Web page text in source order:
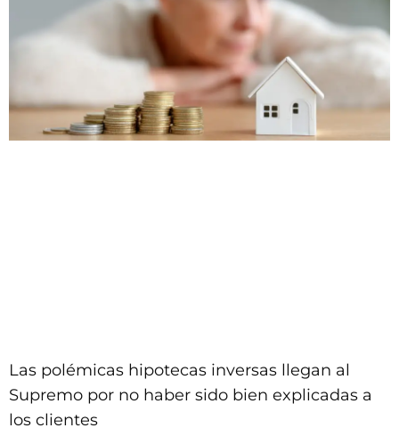
Las polémicas hipotecas inversas llegan al
Supremo por no haber sido bien explicadas a
los clientes